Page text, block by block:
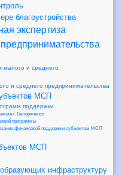
благоустройства
экспертиза
малого и среднего
и среднего предпринимательства
МСП
поддержки
г. Белореченск
программы
финансовой поддержки субъектам МСП
МСП
инфраструктуру